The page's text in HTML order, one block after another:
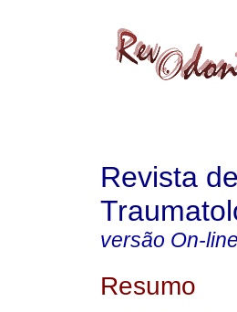
Revista
versão On-line
Resumo